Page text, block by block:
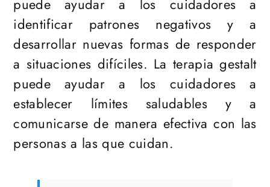
puede ayudar a los cuidadores a
identificar patrones negativos y a
desarrollar nuevas formas de responder
a situaciones difíciles. La terapia gestalt
puede ayudar a los cuidadores a
establecer límites saludables y a
comunicarse de manera efectiva con las
personas a las que cuidan.